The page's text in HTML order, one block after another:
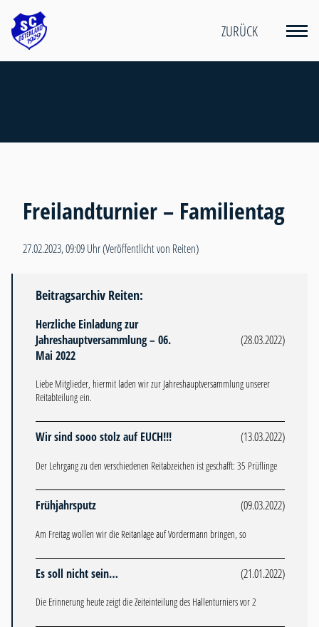
ZURÜCK
Freilandturnier – Familientag
27.02.2023, 09:09 Uhr(Veröffentlicht von Reiten)
Beitragsarchiv Reiten:
Herzliche Einladung zur
Jahreshauptversammlung – 06.
Mai 2022
(28.03.2022)
Liebe Mitglieder, hiermit laden wir zur Jahreshauptversammlung unserer
Reitabteilung ein.
Wir sind sooo stolz auf EUCH!!! (13.03.2022)
Der Lehrgang zu den verschiedenen Reitabzeichen ist geschafft: 35 Prüflinge
Frühjahrsputz (09.03.2022)
Am Freitag wollen wir die Reitanlage auf Vordermann bringen, so
Es soll nicht sein… (21.01.2022)
Die Erinnerung heute zeigt die Zeiteinteilung des Hallenturniers vor 2